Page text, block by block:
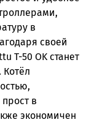
в
своей
T-50 OK станет
в
экономичен